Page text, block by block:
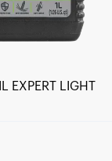
EXPERT LIGHT